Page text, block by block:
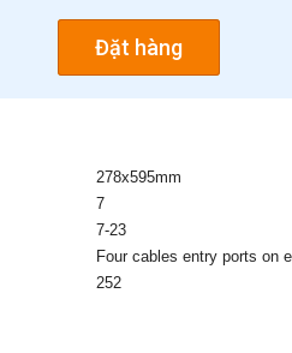
Đặt hàng
278x595mm
7
7-23
Four cables entry ports on
252